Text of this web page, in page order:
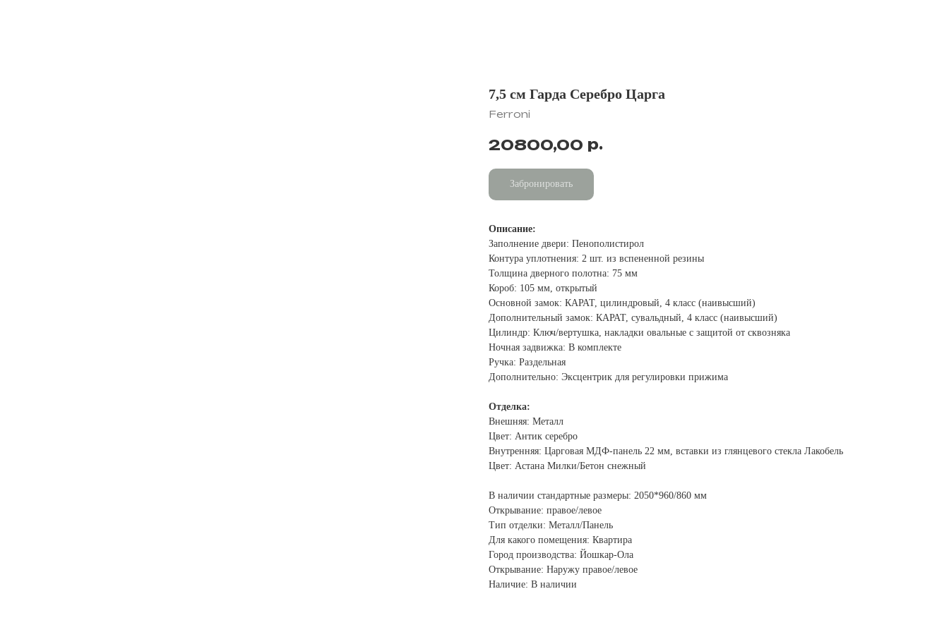
7,5 см Гарда Серебро Царга
Ferroni
20800,00 р.
Забронировать
Описание:
Заполнение двери: Пенополистирол
Контура уплотнения: 2 шт. из вспененной резины
Толщина дверного полотна: 75 мм
Короб: 105 мм, открытый
Основной замок: КАРАТ, цилиндровый, 4 класс (наивысший)
Дополнительный замок: КАРАТ, сувальдный, 4 класс (наивысший)
Цилиндр: Ключ/вертушка, накладки овальные с защитой от сквозняка
Ночная задвижка: В комплекте
Ручка: Раздельная
Дополнительно: Эксцентрик для регулировки прижима
Отделка:
Внешняя: Металл
Цвет: Антик серебро
Внутренняя: Царговая МДФ-панель 22 мм, вставки из глянцевого стекла Лакобель
Цвет: Астана Милки/Бетон снежный
В наличии стандартные размеры: 2050*960/860 мм
Открывание: правое/левое
Тип отделки: Металл/Панель
Для какого помещения: Квартира
Город производства: Йошкар-Ола
Открывание: Наружу правое/левое
Наличие: В наличии